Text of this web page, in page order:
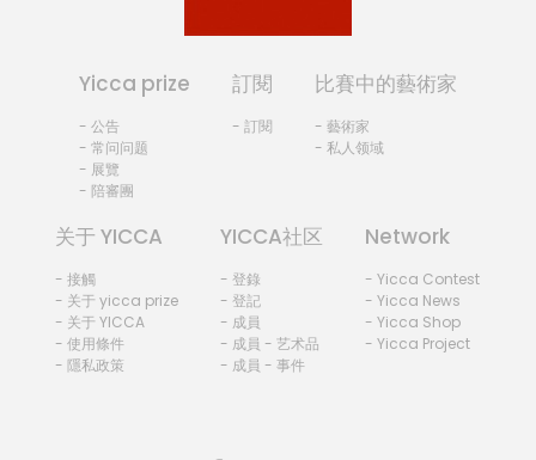
Yicca prize
- 公告
- 常问问题
- 展覽
- 陪審團
訂閱
- 訂閱
比賽中的藝術家
- 藝術家
- 私人领域
关于 YICCA
- 接觸
- 关于 yicca prize
- 关于 YICCA
- 使用條件
- 隱私政策
YICCA社区
- 登錄
- 登記
- 成員
- 成員 - 艺术品
- 成員 - 事件
Network
- Yicca Contest
- Yicca News
- Yicca Shop
- Yicca Project